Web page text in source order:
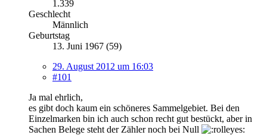
1.339
Geschlecht
Männlich
Geburtstag
13. Juni 1967 (59)
29. August 2012 um 16:03
#101
Ja mal ehrlich,
es gibt doch kaum ein schöneres Sammelgebiet. Bei den
Einzelmarken bin ich auch schon recht gut bestückt, aber in
Sachen Belege steht der Zähler noch bei Null